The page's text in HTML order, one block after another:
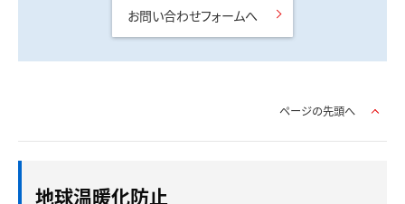
お問い合わせフォームへ
ページの先頭へ
地球温暖化防止